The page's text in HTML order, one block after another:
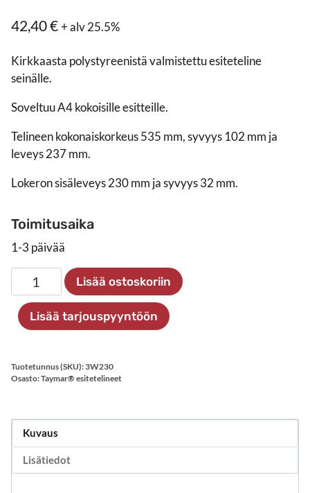
42,40€+ alv 25.5%
Kirkkaasta polystyreenistä valmistettu esiteteline
seinälle.
Soveltuu A4 kokoisille esitteille.
Telineen kokonaiskorkeus 535 mm, syvyys 102 mm ja
leveys 237 mm.
Lokeron sisäleveys 230 mm ja syvyys 32 mm.
Toimitusaika
1-3 päivää
Esiteteline
3xA4
seinälle
määrä
Lisää ostoskoriin
Lisää tarjouspyyntöön
Tuotetunnus (SKU):3W230
Osasto:Taymar® esitetelineet
Kuvaus
Lisätiedot